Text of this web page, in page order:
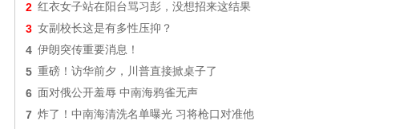
2 红衣女子站在阳台骂习彭，没想招来这结果
3 女副校长这是有多性压抑？
4 伊朗突传重要消息！
5 重磅！访华前夕，川普直接掀桌子了
6 面对俄公开羞辱 中南海鸦雀无声
7 炸了！中南海清洗名单曝光 习将枪口对准他